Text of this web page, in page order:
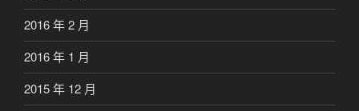
2016 年 2 月
2016 年 1 月
2015 年 12 月